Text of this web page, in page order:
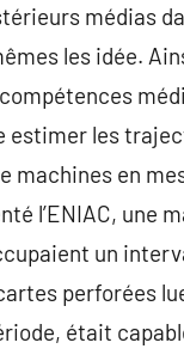
médias
les idée.
les
machines en
l’ENIAC, une
un
perforées
était